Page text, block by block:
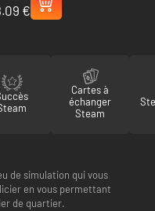
€
Cartes à
échanger
Steam
de simulation qui vous
en vous permettant
de quartier.